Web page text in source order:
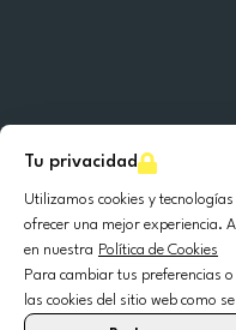
Tu privacidad
Utilizamos cookies y
ofrecer una mejor experiencia.
en nuestra Política de Cookies
Para cambiar tus preferencias
las cookies del sitio web como
© 2025 DocDental.